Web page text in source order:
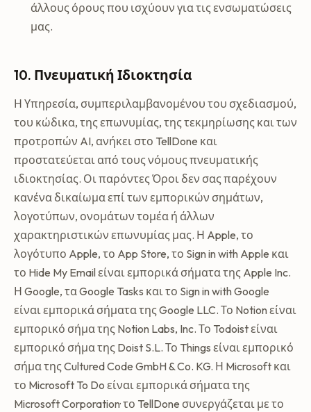
άλλους όρους που ισχύουν για τις ενσωματώσεις
μας.
10. Πνευματική Ιδιοκτησία
Η Υπηρεσία, συμπεριλαμβανομένου του σχεδιασμού,
του κώδικα, της επωνυμίας, της τεκμηρίωσης και των
προτροπών AI, ανήκει στο TellDone και
προστατεύεται από τους νόμους πνευματικής
ιδιοκτησίας. Οι παρόντες Όροι δεν σας παρέχουν
κανένα δικαίωμα επί των εμπορικών σημάτων,
λογοτύπων, ονομάτων τομέα ή άλλων
χαρακτηριστικών επωνυμίας μας. Η Apple, το
λογότυπο Apple, το App Store, το Sign in with Apple και
το Hide My Email είναι εμπορικά σήματα της Apple Inc.
Η Google, τα Google Tasks και το Sign in with Google
είναι εμπορικά σήματα της Google LLC. Το Notion είναι
εμπορικό σήμα της Notion Labs, Inc. Το Todoist είναι
εμπορικό σήμα της Doist S.L. Το Things είναι εμπορικό
σήμα της Cultured Code GmbH & Co. KG. Η Microsoft και
το Microsoft To Do είναι εμπορικά σήματα της
Microsoft Corporation· το TellDone συνεργάζεται με το